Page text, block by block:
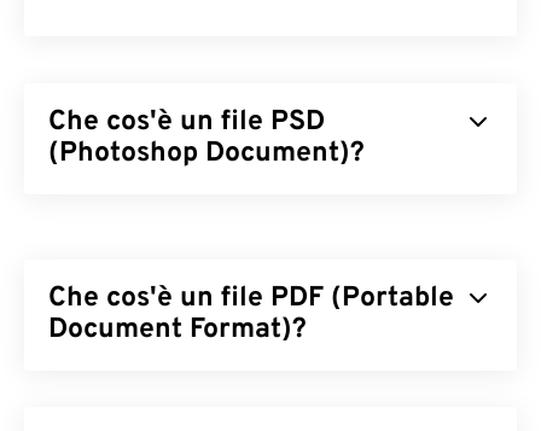
Che cos'è un file PSD
(Photoshop Document)?
formato PSD può memorizzare un'immagine
insieme a una complessa serie di livelli,
Che cos'è un file PDF (Portable
Document Format)?